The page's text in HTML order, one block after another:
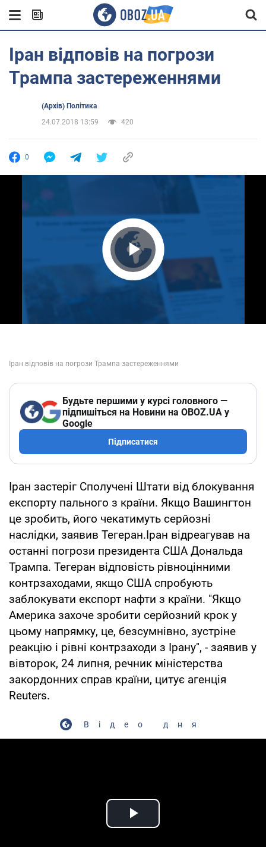
Іран відповів на погрози
Трампа застереженнями
(Архів) Політика
24.07.2018 13:59
420
0
Play Video
Будьте першими у курсі головного —
підпишіться на Новини на OBOZ.UA у
Google
Підписатися
Іран застеріг Сполучені Штати від блокування
експорту пального з країни. Якщо Вашингтон
це зробить, його чекатимуть серйозні
наслідки, заявив Тегеран.Іран відреагував на
останні погрози президента США Дональда
Трампа. Тегеран відповість рівноцінними
контрзаходами, якщо США спробують
заблокувати експорт нафти з країни. "Якщо
Америка захоче зробити серйозний крок у
цьому напрямку, це, безсумнівно, зустріне
реакцію і рівні контрзаходи з Ірану", - заявив у
вівторок, 24 липня, речник міністерства
закордонних справ країни, цитує агенція
Reuters.
Відео дня
Play Video